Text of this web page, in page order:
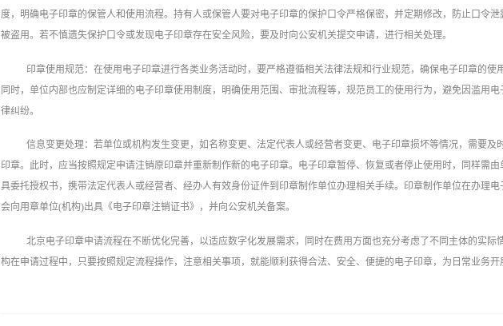
度，明确电子印章的保管人和使用流程。持有人或保管人要对电子印章的保护口令严格保密，并定期修改，防止口令泄
被盗用。若不慎遗失保护口令或发现电子印章存在安全风险，要及时向公安机关提交申请，进行相关处理。
印章使用规范：在使用电子印章进行各类业务活动时，要严格遵循相关法律法规和行业规范，确保电子印章的使
同时，单位内部也应制定详细的电子印章使用制度，明确使用范围、审批流程等，规范员工的使用行为，避免因滥用
律纠纷。
信息变更处理：若单位或机构发生变更，如名称变更、法定代表人或经营者变更、电子印章损坏等情况，需要及
印章。此时，应当按照规定申请注销原印章并重新制作新的电子印章。电子印章暂停、恢复或者停止使用时，同样需由
具委托授权书，携带法定代表人或经营者、经办人有效身份证件到印章制作单位办理相关手续。印章制作单位在办理电
会向用章单位(机构)出具《电子印章注销证书》，并向公安机关备案。
北京电子印章申请流程在不断优化完善，以适应数字化发展需求，同时在费用方面也充分考虑了不同主体的实际
构在申请过程中，只要按照规定流程操作，注意相关事项，就能顺利获得合法、安全、便捷的电子印章，为日常业务开